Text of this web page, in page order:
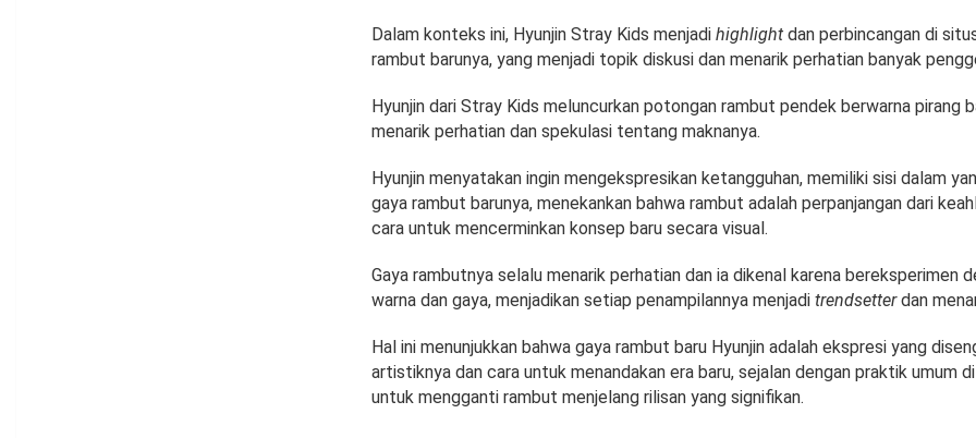
Dalam konteks ini, Hyunjin Stray Kids menjadi highlight dan perbincangan di
rambut barunya, yang menjadi topik diskusi dan menarik perhatian banyak
Hyunjin dari Stray Kids meluncurkan potongan rambut pendek berwarna pirang
menarik perhatian dan spekulasi tentang maknanya.
Hyunjin menyatakan ingin mengekspresikan ketangguhan, memiliki sisi dalam
gaya rambut barunya, menekankan bahwa rambut adalah perpanjangan dari
cara untuk mencerminkan konsep baru secara visual.
Gaya rambutnya selalu menarik perhatian dan ia dikenal karena bereksperimen
warna dan gaya, menjadikan setiap penampilannya menjadi trendsetterdan
Hal ini menunjukkan bahwa gaya rambut baru Hyunjin adalah ekspresi yang
artistiknya dan cara untuk menandakan era baru, sejalan dengan praktik umum
untuk mengganti rambut menjelang rilisan yang signifikan.